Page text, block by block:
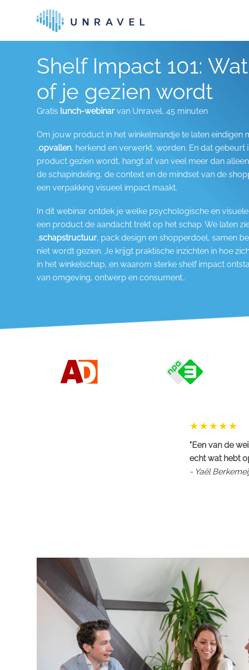
Skip to main content
Shelf Impact 101:
of je gezien wordt
Gratis lunch-webinar van Unravel, 45 minuten
Om jouw product in het winkelmandje te laten eindigen
,opvallen, herkend en verwerkt, worden. En dat gebeurt
product gezien wordt, hangt af van veel meer dan
de schapindeling, de context en de mindset van de
een verpakking visueel impact maakt.
In dit webinar ontdek je welke psychologische en
een product de aandacht trekt op het schap. We laten
,schapstructuur, pack design en shopperdoel, samen
niet wordt gezien. Je krijgt praktische inzichten in hoe
in het winkelschap, en waarom sterke shelf impact
van omgeving, ontwerp en consument..
"Een van de
echt wat hebt
- Yaël